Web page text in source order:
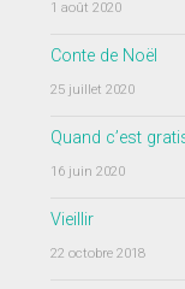
1 août 2020
Conte de Noël
25 juillet 2020
Quand c’est
16 juin 2020
Vieillir
22 octobre 2018